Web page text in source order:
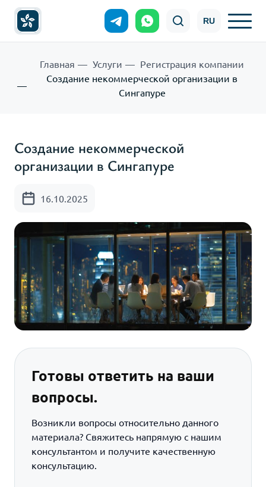
RU
Главная Услуги
Регистрация компании
Создание некоммерческой организации в
Сингапуре
Создание некоммерческой
организации в Сингапуре
16.10.2025
Готовы ответить на ваши
вопросы.
Возникли вопросы относительно данного
материала? Свяжитесь напрямую с нашим
консультантом и получите качественную
консультацию.